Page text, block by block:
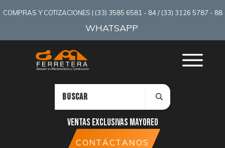
COMPRAS Y COTIZACIONES | (33) 3585 6581 - 84 / (33) 3126 5787 - 88
WHATSAPP
Ventas exclusivas mayoreo
CONTÁCTANOS